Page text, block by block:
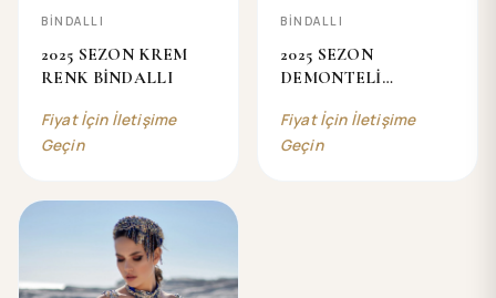
BİNDALLI
2025 SEZON KREM
RENK BİNDALLI
Fiyat İçin İletişime
Geçin
BİNDALLI
2025 SEZON
DEMONTELİ
Fiyat İçin İletişime
Geçin